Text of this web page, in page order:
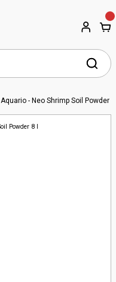
Aquario - Neo Shrimp Soil Powder